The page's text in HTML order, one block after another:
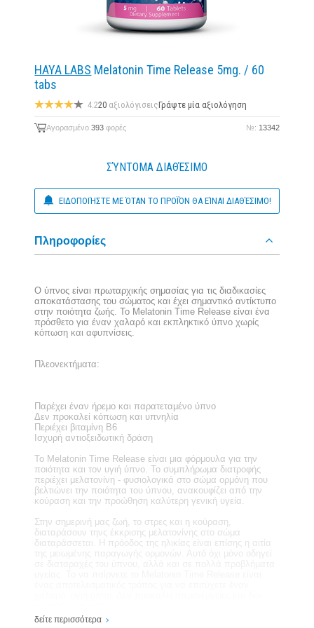
HAYA LABS Melatonin Time Release 5mg. / 60
tabs
4.220 αξιολόγισειςΓράψτε μία αξιολόγηση
Αγορασμένο393 φορές №: 13342
ΣΎΝΤΟΜΑ ΔΙΑΘΈΣΙΜΟ
ΕΙΔΟΠΟΙΉΣΤΕ ΜΕ ΌΤΑΝ ΤΟ ΠΡΟΪΌΝ ΘΑ ΕΊΝΑΙ ΔΙΑΘΈΣΙΜΟ!
Πληροφορίες
Ο ύπνος είναι πρωταρχικής σημασίας για τις διαδικασίες
αποκατάστασης του σώματος και έχει σημαντικό αντίκτυπο
στην ποιότητα ζωής. Το Melatonin Time Release είναι ένα
πρόσθετο για έναν χαλαρό και εκπληκτικό ύπνο χωρίς
κόπωση και αφυπνίσεις.
Πλεονεκτήματα:
Παρέχει έναν ήρεμο και παρατεταμένο ύπνο
Δεν προκαλεί κόπωση και υπνηλία
Περιέχει βιταμίνη Β6
Ισχυρή αντιοξειδωτική δράση
Το Melatonin Time Release είναι μια φόρμουλα για την
ποιότητα και τον υγιή ύπνο. Το συμπλήρωμα διατροφής
περιέχει μελατονίνη - φυσιολογικά στο σώμα ορμόνη που
βελτιώνει την ποιότητα του ύπνου, ανακουφίζει από την
κούραση και την προώθηση καλύτερη γενική υγεία.
Στην σημερινή μας ζωή, το στρες και η κούραση,
διαταράσουν τηνς έκκρισης μελατονίνης στο σώμα
διαταράσσεται. Η πρόοδος της ηλικίας είναι επίσης η αιτία
της μειωμένης παραγωγής ορμονών. Αυτό όχι μόνο οδηγεί
δείτε περισσότερα